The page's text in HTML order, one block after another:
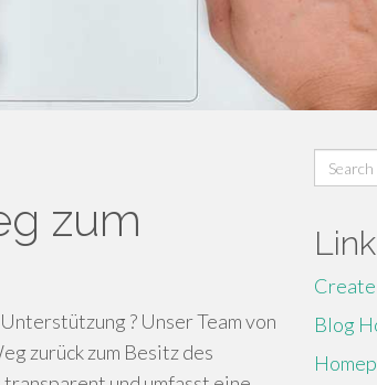
zum
? Unser Team von
zurück zum Besitz des
Search
for:
Blog